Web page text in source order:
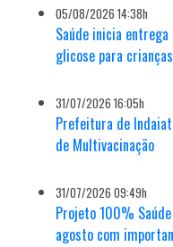
05/08/2026 14:38h
Saúde inicia
glicose para
31/07/2026 16:05h
Prefeitura de
de Multivacinação
31/07/2026 09:49h
Projeto 100%
agosto com